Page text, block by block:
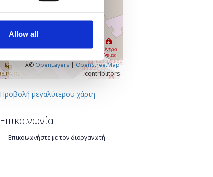
Allow all
Â© OpenLayers| OpenStreetMap
contributors
Προβολή μεγαλύτερου χάρτη
Επικοινωνία
Επικοινωνήστε με τον διοργανωτή